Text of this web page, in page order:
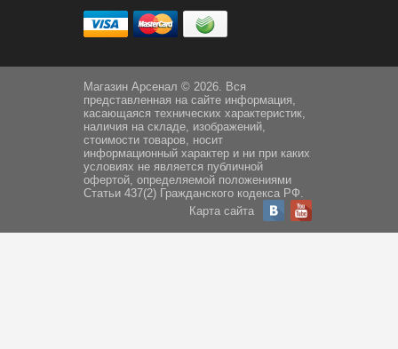
Магазин Арсенал © 2026. Вся
представленная на сайте информация,
касающаяся технических характеристик,
наличия на складе, изображений,
стоимости товаров, носит
информационный характер и ни при каких
условиях не является публичной
офертой, определяемой положениями
Статьи 437(2) Гражданского кодекса РФ.
Карта сайта